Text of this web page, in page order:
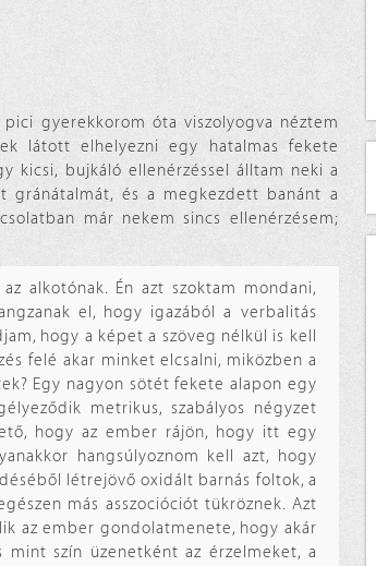
gyerekkorom óta viszolyogva néztem
látott elhelyezni egy hatalmas fekete
kicsi, bujkáló ellenérzéssel álltam neki a
és a megkezdett banánt a
már nekem sincs ellenérzésem;
alkotónak. Én azt szoktam mondani,
el, hogy igazából a verbalitás
hogy a képet a szöveg nélkül is kell
felé akar minket elcsalni, miközben a
Egy nagyon sötét fekete alapon egy
metrikus, szabályos négyzet
hogy az ember rájön, hogy itt egy
hangsúlyoznom kell azt, hogy
létrejövő oxidált barnás foltok, a
más asszocióciót tükröznek. Azt
az ember gondolatmenete, hogy akár
mint szín üzenetként az érzelmeket, a